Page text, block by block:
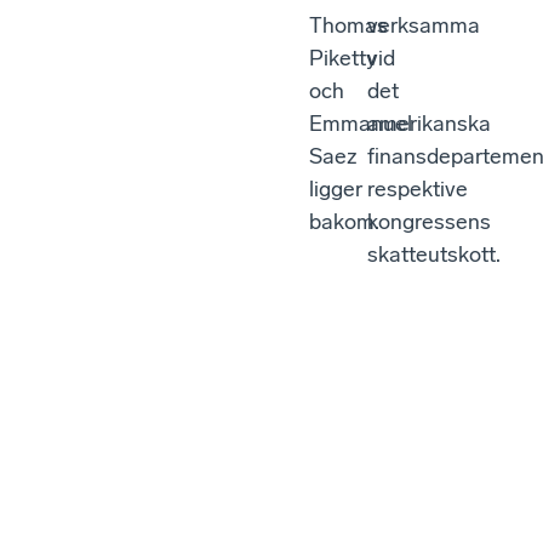
Thomas
Piketty
och
Emmanuel
Saez
ligger
bakom.
verksamma
vid
det
amerikanska
respektive
kongressens
skatteutskott.